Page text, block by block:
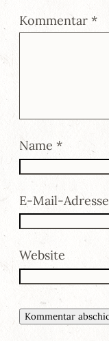
Kommentar *
Name *
E-Mail-Adresse
Website